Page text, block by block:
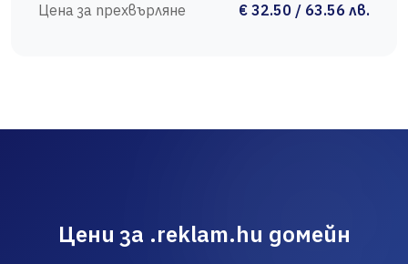
Цена за прехвърляне
€ 32.50 / 63.56 лв.
Цени за .reklam.hu домейн